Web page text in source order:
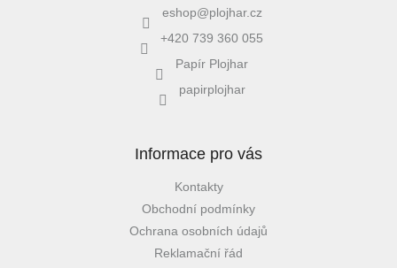
eshop@plojhar.cz
+420 739 360 055
Papír Plojhar
papirplojhar
Informace pro vás
Kontakty
Obchodní podmínky
Ochrana osobních údajů
Reklamační řád